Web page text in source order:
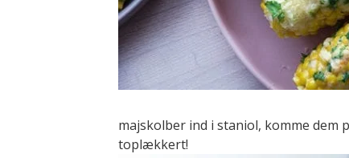
majskolber ind i staniol, komme dem
toplækkert!